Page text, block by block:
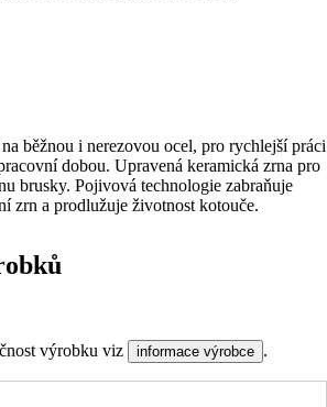
běžnou i nerezovou ocel, pro rychlejší práci
dobou. Upravená keramická zrna pro
brusky. Pojivová technologie zabraňuje
zrn a prodlužuje životnost kotouče.
výrobku viz informace výrobce .